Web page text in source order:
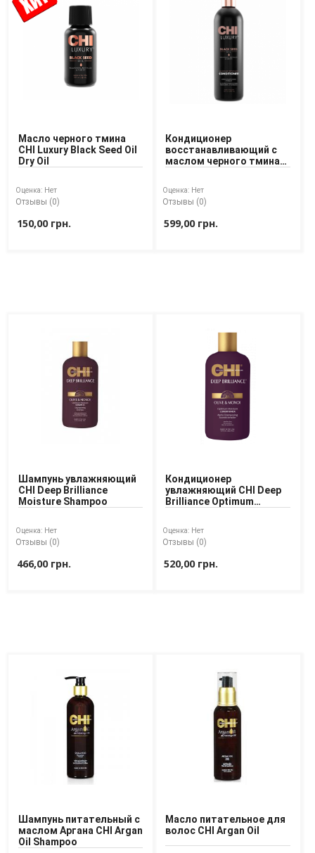
Масло черного тмина
CHI Luxury Black Seed Oil
Dry Oil
Оценка: Нет
Отзывы (0)
150,00 грн.
Кондиционер
восстанавливающий с
маслом черного тмина
Оценка: Нет
Отзывы (0)
599,00 грн.
Шампунь увлажняющий
CHI Deep Brilliance
Moisture Shampoo
Оценка: Нет
Отзывы (0)
466,00 грн.
Кондиционер
увлажняющий CHI Deep
Brilliance Optimum
Оценка: Нет
Отзывы (0)
520,00 грн.
Шампунь питательный с
маслом Аргана CHI Argan
Oil Shampoo
Масло питательное для
волос CHI Argan Oil